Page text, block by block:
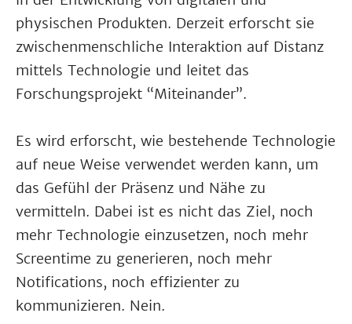
physischen Produkten. Derzeit erforscht sie
zwischenmenschliche Interaktion auf Distanz
mittels Technologie und leitet das
Forschungsprojekt “Miteinander”.
Es wird erforscht, wie bestehende Technologie
auf neue Weise verwendet werden kann, um
das Gefühl der Präsenz und Nähe zu
vermitteln. Dabei ist es nicht das Ziel, noch
mehr Technologie einzusetzen, noch mehr
Screentime zu generieren, noch mehr
Notifications, noch effizienter zu
kommunizieren. Nein.